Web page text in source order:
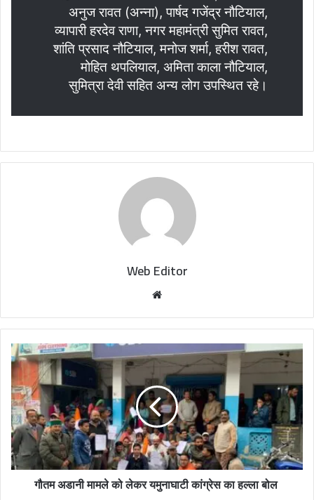
अनुज रावत (अन्ना), पार्षद गजेंद्र नौटियाल,
व्यापारी हरदेव राणा, नगर महामंत्री सुमित रावत,
शांति प्रसाद नौटियाल, मनोज शर्मा, हरीश रावत,
मोहित थपलियाल, अमिता काला नौटियाल,
सुमित्रा देवी सहित अन्य लोग उपस्थित रहे।
Web Editor
b
s
i
t
e
गौतम अडानी मामले को लेकर यमुनाघाटी कांग्रेस का हल्ला बोल